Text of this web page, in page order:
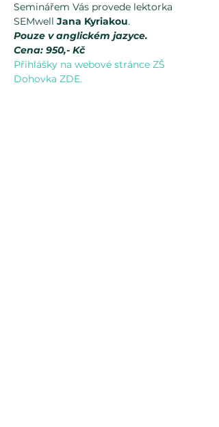
Seminářem Vás provede lektorka
SEMwell Jana Kyriakou.
Pouze v anglickém jazyce.
Cena: 950,- Kč
Přihlášky na webové stránce ZŠ
Dohovka ZDE.